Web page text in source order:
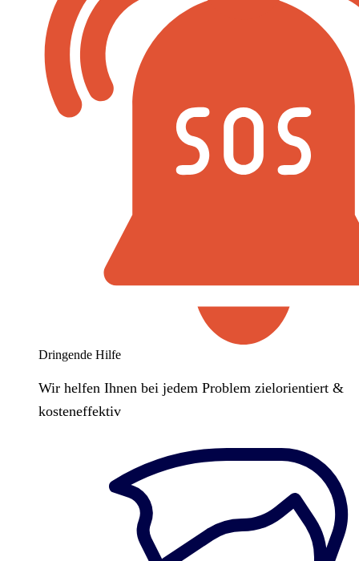
Dringende Hilfe
Wir helfen Ihnen bei jedem Problem zielorientiert &
kosteneffektiv